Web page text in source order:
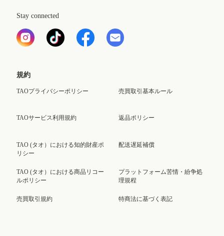
Stay connected
規約
TAOプライバシーポリシー
TAOサービス利用規約
TAO (タオ）における知的財産ポ
リシー
TAO (タオ）における商品リコー
ルポリシー
売買取引規約
売買取引基本ルール
返品ポリシー
配送遅延補償
プラットフォーム苦情・紛争処
理規程
特商法に基づく表記